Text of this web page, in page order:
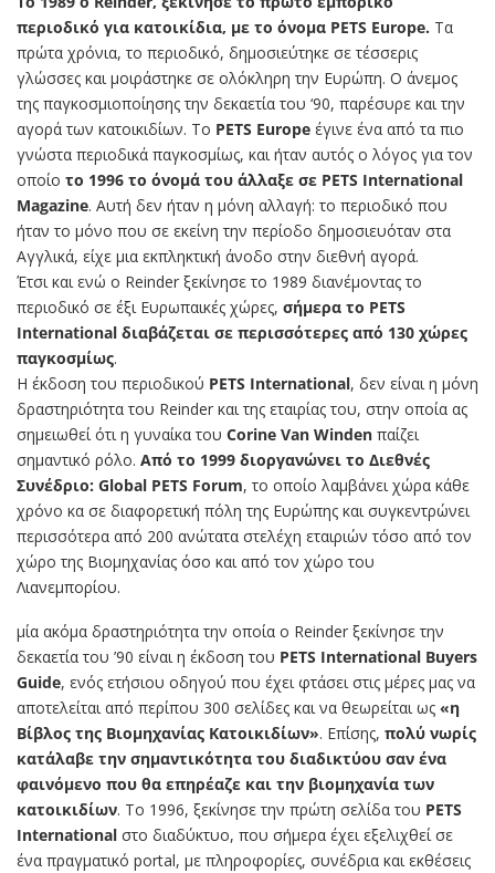
περιοδικό για κατοικίδια, με το όνομα PETS Europe. Τα
πρώτα χρόνια, το περιοδικό, δημοσιεύτηκε σε τέσσερις
γλώσσες και μοιράστηκε σε ολόκληρη την Ευρώπη. Ο άνεμος
της παγκοσμιοποίησης την δεκαετία του ‘90, παρέσυρε και την
αγορά των κατοικιδίων. Το PETS Europe έγινε ένα από τα πιο
γνώστα περιοδικά παγκοσμίως, και ήταν αυτός ο λόγος για τον
οποίο το 1996 το όνομά του άλλαξε σε PETS International
Magazine. Αυτή δεν ήταν η μόνη αλλαγή: το περιοδικό που
ήταν το μόνο που σε εκείνη την περίοδο δημοσιευόταν στα
Αγγλικά, είχε μια εκπληκτική άνοδο στην διεθνή αγορά.
Έτσι και ενώ ο Reinder ξεκίνησε το 1989 διανέμοντας το
περιοδικό σε έξι Ευρωπαικές χώρες, σήμερα το PETS
International διαβάζεται σε περισσότερες από 130 χώρες
παγκοσμίως.
Η έκδοση του περιοδικού PETS International, δεν είναι η μόνη
δραστηριότητα του Reinder και της εταιρίας του, στην οποία ας
σημειωθεί ότι η γυναίκα του Corine Van Winden παίζει
σημαντικό ρόλο. Aπό το 1999 διοργανώνει το ∆ιεθνές
Συνέδριο: Global PETS Forum, το οποίο λαμβάνει χώρα κάθε
χρόνο κα σε διαφορετική πόλη της Ευρώπης και συγκεντρώνει
περισσότερα από 200 ανώτατα στελέχη εταιριών τόσο από τον
χώρο της Βιομηχανίας όσο και από τον χώρο του
Λιανεμπορίου.
μία ακόμα δραστηριότητα την οποία ο Reinder ξεκίνησε την
δεκαετία του ’90 είναι η έκδοση του PETS International Buyers
Guide, ενός ετήσιου οδηγού που έχει φτάσει στις μέρες μας να
αποτελείται από περίπου 300 σελίδες και να θεωρείται ως «η
Βίβλος της Βιομηχανίας Κατοικιδίων». Επίσης, πολύ νωρίς
κατάλαβε την σημαντικότητα του διαδικτύου σαν ένα
φαινόμενο που θα επηρέαζε και την βιομηχανία των
κατοικιδίων. Το 1996, ξεκίνησε την πρώτη σελίδα του PETS
International στο διαδύκτυο, που σήμερα έχει εξελιχθεί σε
ένα πραγματικό portal, με πληροφορίες, συνέδρια και εκθέσεις